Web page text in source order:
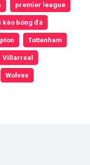
premier league
kèo bóng đá
Tottenham
Villarreal
Wolves